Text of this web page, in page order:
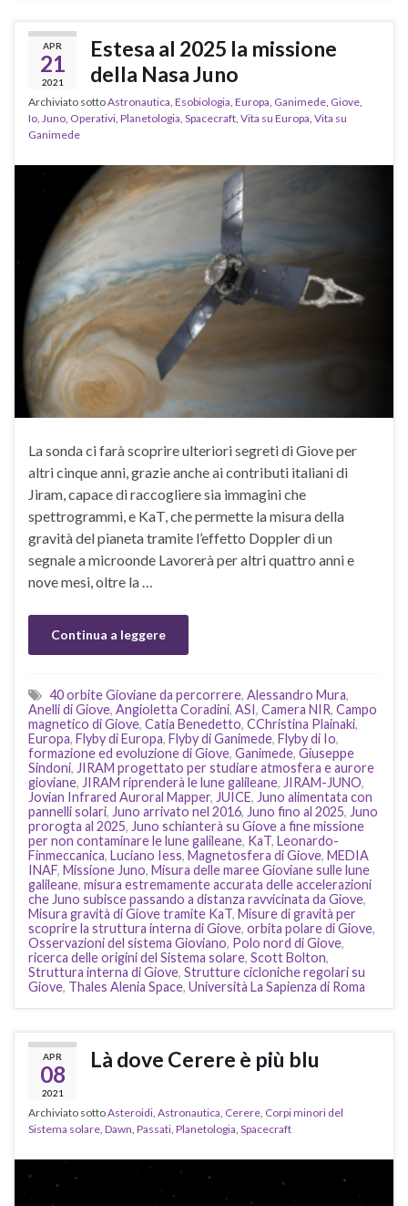
APR
21
2021
Estesa al 2025 la missione
della Nasa Juno
Archiviato sottoAstronautica Esobiologia Europa Ganimede Giove
Io Juno Operativi Planetologia Spacecraft Vita su Europa Vita su
Ganimede
La sonda ci farà scoprire ulteriori segreti di Giove per
altri cinque anni, grazie anche ai contributi italiani di
Jiram, capace di raccogliere sia immagini che
spettrogrammi, e KaT, che permette la misura della
gravità del pianeta tramite l’effetto Doppler di un
segnale a microonde Lavorerà per altri quattro anni e
nove mesi, oltre la …
Continua a leggere
40 orbite Gioviane da percorrere, Alessandro Mura,
Anelli di Giove, Angioletta Coradini, ASI, Camera NIR, Campo
magnetico di Giove, Catia Benedetto, CChristina Plainaki,
Europa, Flyby di Europa, Flyby di Ganimede, Flyby di Io,
formazione ed evoluzione di Giove, Ganimede, Giuseppe
Sindoni, JIRAM progettato per studiare atmosfera e aurore
gioviane, JIRAM riprenderà le lune galileane, JIRAM-JUNO,
Jovian Infrared Auroral Mapper, JUICE, Juno alimentata con
pannelli solari, Juno arrivato nel 2016, Juno fino al 2025, Juno
prorogta al 2025, Juno schianterà su Giove a fine missione
per non contaminare le lune galileane, KaT, Leonardo-
Finmeccanica, Luciano Iess, Magnetosfera di Giove, MEDIA
INAF, Missione Juno, Misura delle maree Gioviane sulle lune
galileane, misura estremamente accurata delle accelerazioni
che Juno subisce passando a distanza ravvicinata da Giove,
Misura gravità di Giove tramite KaT, Misure di gravità per
scoprire la struttura interna di Giove, orbita polare di Giove,
Osservazioni del sistema Gioviano, Polo nord di Giove,
ricerca delle origini del Sistema solare, Scott Bolton,
Struttura interna di Giove, Strutture cicloniche regolari su
Giove, Thales Alenia Space, Università La Sapienza di Roma
APR
08
2021
Là dove Cerere è più blu
Archiviato sottoAsteroidi, Astronautica, Cerere, Corpi minori del
Sistema solare, Dawn, Passati, Planetologia, Spacecraft